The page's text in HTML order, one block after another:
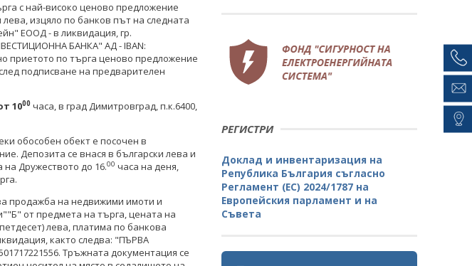
с най-високо ценово предложение
изцяло по банков път на следната
ЕООД - в ликвидация, гр.
БАНКА" АД - IBAN:
приетото по търга ценово предложение
подписване на предварителен
1000 часа, в град Димитровград, п.к.6400,
обособен обект е посочен в
Депозита се внася в български лева и
Дружеството до 16.00 часа на деня,
продажба на недвижими имоти и
от предмета на търга, цената на
лева, платима по банкова
както следва: "ПЪРВА
Тръжната документация се
РЕГИСТРИ
Доклад и инвентаризация на
Република България съгласно
Регламент (ЕС) 2024/1787 на
Европейския парламент и на
Съвета